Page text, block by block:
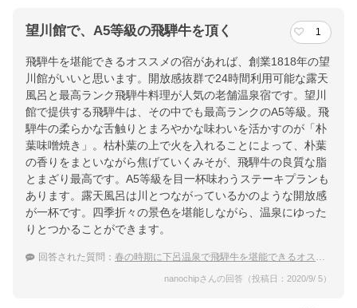
望川館で、A5等級の飛騨牛を頂く 1
飛騨牛を堪能できるオススメの宿があれば、創業1818年の望
川館がいいと思います。開放感抜群で24時間利用可能な露天
風呂と最高ランク飛騨牛料理が人気の老舗温泉宿です。望川
館で提供する飛騨牛は、その中でも最高ランクのA5等級。飛
騨牛の柔らかな舌触りとまろやかな味わいを活かすのが「朴
葉味噌焼き」。枯朴葉の上で火を入れることによって、朴葉
の香りをまといながら焦げていくみそが、飛騨牛の良質な脂
とまざり最高です。A5等級を目一杯味わうステーキプランも
あります。露天風呂は川とつながっているかのような開放感
が一杯です。四季折々の景色を堪能しながら、温泉にゆった
りとつかることができます。
回答された質問： 春の時期に下呂温泉で飛騨牛を堪能できるオススメの宿を教えてください。
nanochipさんの回答（投稿日：2020/9/ 5）